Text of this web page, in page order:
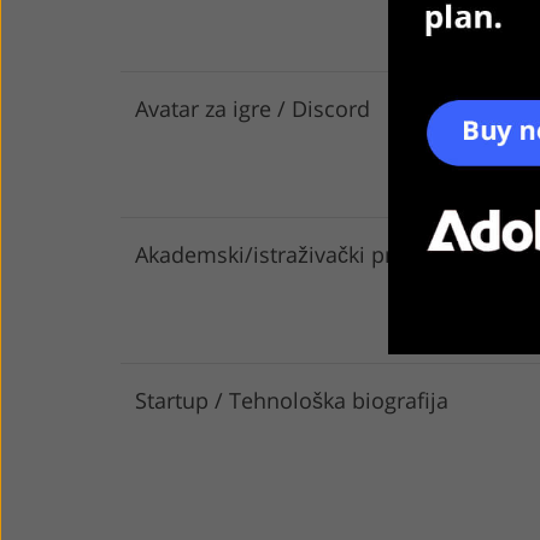
Avatar za igre / Discord
Akademski/istraživački profil
Startup / Tehnološka biografija